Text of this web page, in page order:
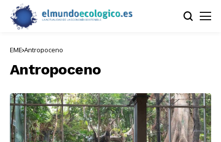
EME Antropoceno
Antropoceno